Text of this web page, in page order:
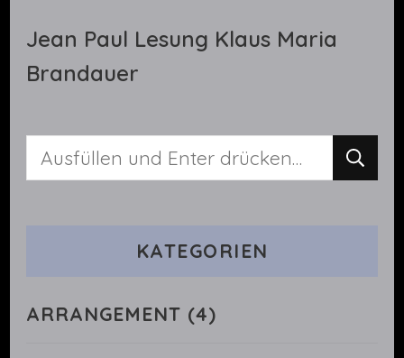
Jean Paul Lesung Klaus Maria
Brandauer
Suchst
KATEGORIEN
ARRANGEMENT (4)